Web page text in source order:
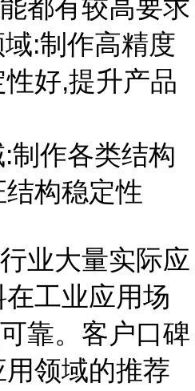
都有较高要求
:制作高精度
好,提升产品
制作各类结构
构稳定性
业大量实际应
工业应用场
靠。客户口碑
领域的推荐